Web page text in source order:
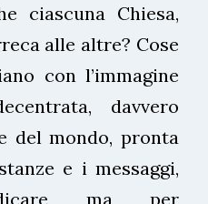
ciascuna Chiesa,
alle altre? Cose
con l’immagine
davvero
del mondo, pronta
e i messaggi,
ma per